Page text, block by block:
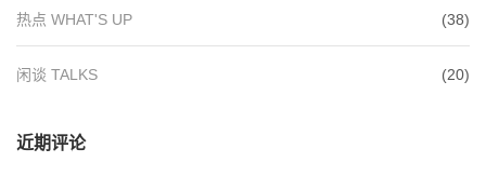
热点 WHAT'S UP (38)
闲谈 TALKS (20)
近期评论